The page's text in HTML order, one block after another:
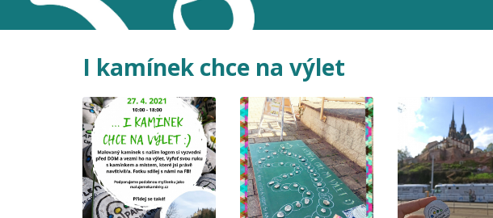
I kamínek chce na výlet